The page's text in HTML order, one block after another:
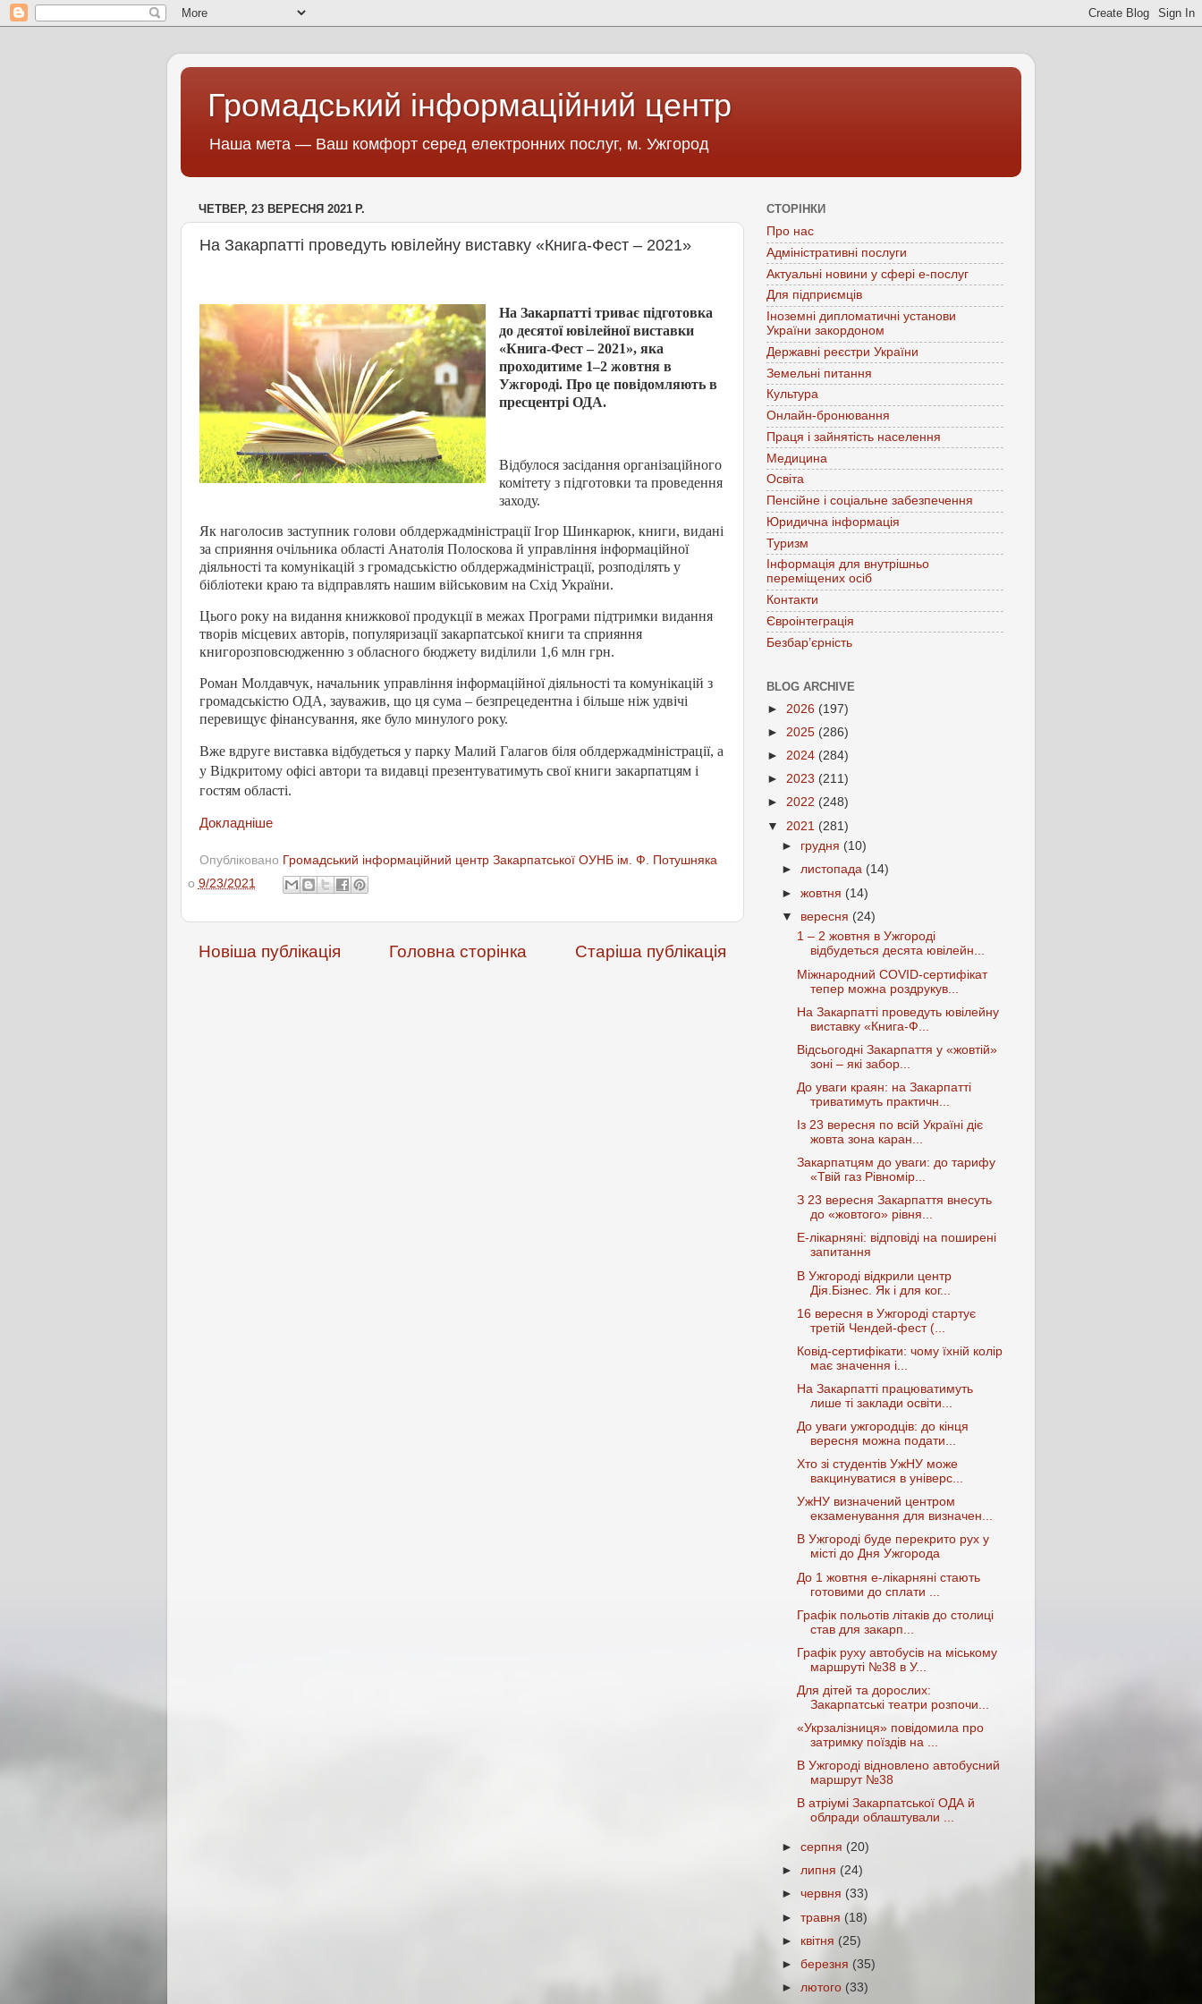
Громадський інформаційний центр
Наша мета — Ваш комфорт серед електронних послуг, м. Ужгород
ЧЕТВЕР, 23 ВЕРЕСНЯ 2021 Р.
На Закарпатті проведуть ювілейну виставку «Книга-Фест – 2021»
На Закарпатті триває підготовка
до десятої ювілейної виставки
«Книга-Фест – 2021», яка
проходитиме 1–2 жовтня в
Ужгороді. Про це повідомляють в
пресцентрі ОДА.
Відбулося засідання організаційного
комітету з підготовки та проведення
заходу.
Як наголосив заступник голови облдержадміністрації Ігор Шинкарюк, книги, видані
за сприяння очільника області Анатолія Полоскова й управління інформаційної
діяльності та комунікацій з громадськістю облдержадміністрації, розподілять у
бібліотеки краю та відправлять нашим військовим на Схід України.
Цього року на видання книжкової продукції в межах Програми підтримки видання
творів місцевих авторів, популяризації закарпатської книги та сприяння
книгорозповсюдженню з обласного бюджету виділили 1,6 млн грн.
Роман Молдавчук, начальник управління інформаційної діяльності та комунікацій з
громадськістю ОДА, зауважив, що ця сума – безпрецедентна і більше ніж удвічі
перевищує фінансування, яке було минулого року.
Вже вдруге виставка відбудеться у парку Малий Галагов біля облдержадміністрації, а
у Відкритому офісі автори та видавці презентуватимуть свої книги закарпатцям і
гостям області.
Докладніше
Опубліковано Громадський інформаційний центр Закарпатської ОУНБ ім. Ф. Потушняка
о 9/23/2021
Новіша публікація Старіша публікація
Головна сторінка
СТОРІНКИ
Про нас
Адміністративні послуги
Актуальні новини у сфері е-послуг
Для підприємців
Іноземні дипломатичні установи
України закордоном
Державні реєстри України
Земельні питання
Культура
Онлайн-бронювання
Праця і зайнятість населення
Медицина
Освіта
Пенсійне і соціальне забезпечення
Юридична інформація
Туризм
Інформація для внутрішньо
переміщених осіб
Контакти
Євроінтеграція
Безбар’єрність
BLOG ARCHIVE
► 2026 (197)
► 2025 (286)
► 2024 (284)
► 2023 (211)
► 2022 (248)
▼ 2021 (281)
► грудня (10)
►листопада (14)
►жовтня (14)
▼ вересня (24)
1 – 2 жовтня в Ужгороді
відбудеться десята ювілейн...
Міжнародний COVID-сертифікат
тепер можна роздрукув...
На Закарпатті проведуть ювілейну
виставку «Книга-Ф...
Відсьогодні Закарпаття у «жовтій»
зоні – які забор...
До уваги краян: на Закарпатті
триватимуть практичн...
Із 23 вересня по всій Україні діє
жовта зона каран...
Закарпатцям до уваги: до тарифу
«Твій газ Рівномір...
З 23 вересня Закарпаття внесуть
до «жовтого» рівня...
Е-лікарняні: відповіді на поширені
запитання
В Ужгороді відкрили центр
Дія.Бізнес. Як і для ког...
16 вересня в Ужгороді стартує
третій Чендей-фест (...
Ковід-сертифікати: чому їхній колір
має значення і...
На Закарпатті працюватимуть
лише ті заклади освіти...
До уваги ужгородців: до кінця
вересня можна подати...
Хто зі студентів УжНУ може
вакцинуватися в універс...
УжНУ визначений центром
екзаменування для визначен...
В Ужгороді буде перекрито рух у
місті до Дня Ужгорода
До 1 жовтня е-лікарняні стають
готовими до сплати ...
Графік польотів літаків до столиці
став для закарп...
Графік руху автобусів на міському
маршруті №38 в У...
Для дітей та дорослих:
Закарпатські театри розпочи...
«Укрзалізниця» повідомила про
затримку поїздів на ...
В Ужгороді відновлено автобусний
маршрут №38
В атріумі Закарпатської ОДА й
облради облаштували ...
►серпня (20)
►липня (24)
►червня (33)
►травня(18)
► квітня (25)
►березня (35)
► лютого (33)